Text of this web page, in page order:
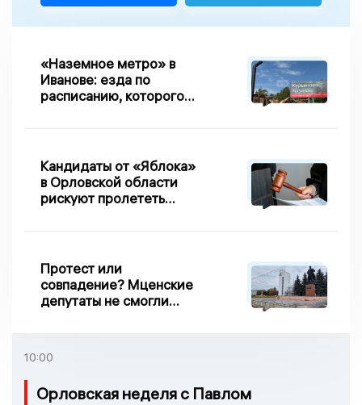
«Наземное метро» в
Иванове: езда по
расписанию, которого
которых нельзя доехать
Кандидаты от «Яблока»
в Орловской области
рискуют пролететь
Протест или
совпадение? Мценские
депутаты не смогли
10:00
Орловская неделя с Павлом